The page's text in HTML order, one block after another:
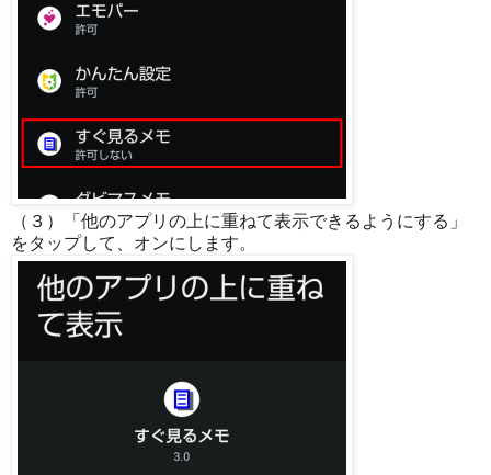
（３）「他のアプリの上に重ねて表示できるようにする」
をタップして、オンにします。